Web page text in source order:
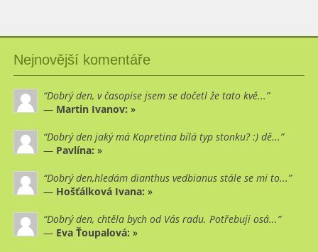
Nejnovější komentáře
Dobrý den, v časopise jsem se dočetl že tato kvě...
— Martin Ivanov: »
Dobrý den jaký má Kopretina bílá typ stonku? :) dě...
— Pavlína: »
Dobrý den,hledám dianthus vedbianus stále se mi to...
— Hošťálková Ivana: »
Dobrý den, chtěla bych od Vás radu. Potřebuji osá...
— Eva Ťoupalová: »